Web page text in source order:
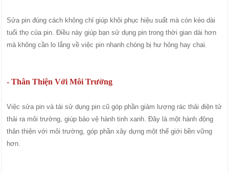
Sửa pin đúng cách không chỉ giúp khôi phục hiệu suất mà còn kéo dài
tuổi thọ của pin. Điều này giúp bạn sử dụng pin trong thời gian dài hơn
mà không cần lo lắng về việc pin nhanh chóng bị hư hỏng hay chai.
- Thân Thiện Với Môi Trường
Việc sửa pin và tái sử dụng pin cũ góp phần giảm lượng rác thải điện tử
thải ra môi trường, giúp bảo vệ hành tinh xanh. Đây là một hành động
thân thiện với môi trường, góp phần xây dựng một thế giới bền vững
hơn.